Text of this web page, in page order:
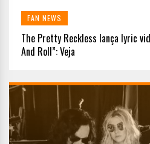
FAN NEWS
The Pretty Reckless lança lyric
And Roll”: Veja